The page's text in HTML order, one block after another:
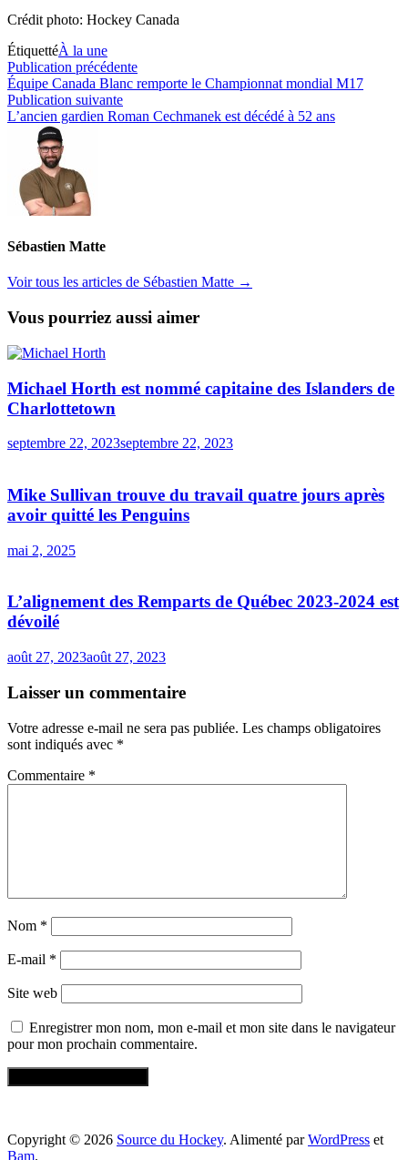
Crédit photo: Hockey Canada
ÉtiquettéÀ la une
Navigation
de
l’article
Publication précédentePublication
précédente :
Équipe Canada Blanc remporte le Championnat mondial M17
Publication suivantePublication
suivante :
L’ancien gardien Roman Cechmanek est décédé à 52 ans
Sébastien Matte
Voir tous les articles de Sébastien Matte →
Vous pourriez aussi aimer
Michael Horth est nommé capitaine des Islanders de
Charlottetown
septembre 22, 2023septembre 22, 2023
Mike Sullivan trouve du travail quatre jours après
avoir quitté les Penguins
mai 2, 2025
L’alignement des Remparts de Québec 2023-2024 est
dévoilé
août 27, 2023août 27, 2023
Laisser un commentaire
Votre adresse e-mail ne sera pas publiée. Les champs obligatoires
sont indiqués avec *
Commentaire *
Nom *
E-mail *
Site web
Enregistrer mon nom, mon e-mail et mon site dans le navigateur
pour mon prochain commentaire.
Copyright © 2026 Source du Hockey. Alimenté parWordPress et
Bam.